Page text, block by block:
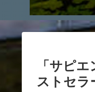
「サピ
ストセラ